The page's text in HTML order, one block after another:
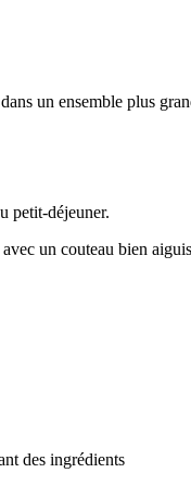
un ensemble plus
petit-déjeuner.
un couteau bien
des ingrédients